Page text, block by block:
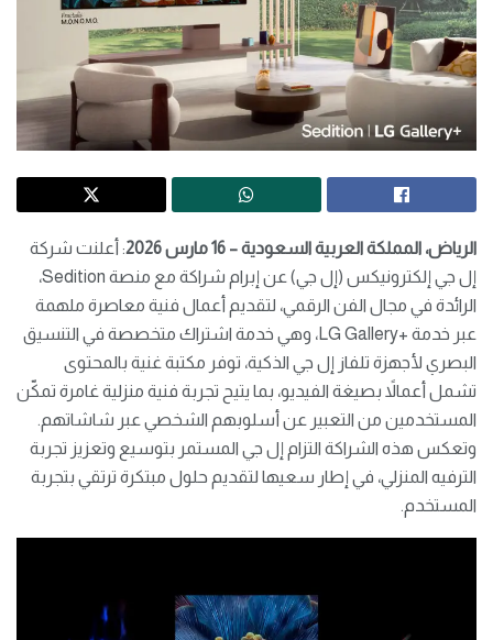
الرياض، المملكة العربية السعودية – 16 مارس 2026
: أعلنت شركة
إل جي إلكترونيكس (إل جي) عن إبرام شراكة مع منصة Sedition،
الرائدة في مجال الفن الرقمي، لتقديم أعمال فنية معاصرة ملهمة
عبر خدمة +LG Gallery، وهي خدمة اشتراك متخصصة في التنسيق
البصري لأجهزة تلفاز إل جي الذكية، توفر مكتبة غنية بالمحتوى
تشمل أعمالاً بصيغة الفيديو، بما يتيح تجربة فنية منزلية غامرة تمكّن
المستخدمين من التعبير عن أسلوبهم الشخصي عبر شاشاتهم.
وتعكس هذه الشراكة التزام إل جي المستمر بتوسيع وتعزيز تجربة
الترفيه المنزلي، في إطار سعيها لتقديم حلول مبتكرة ترتقي بتجربة
المستخدم.